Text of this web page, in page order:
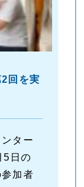
回を実
ター
5日の
加者